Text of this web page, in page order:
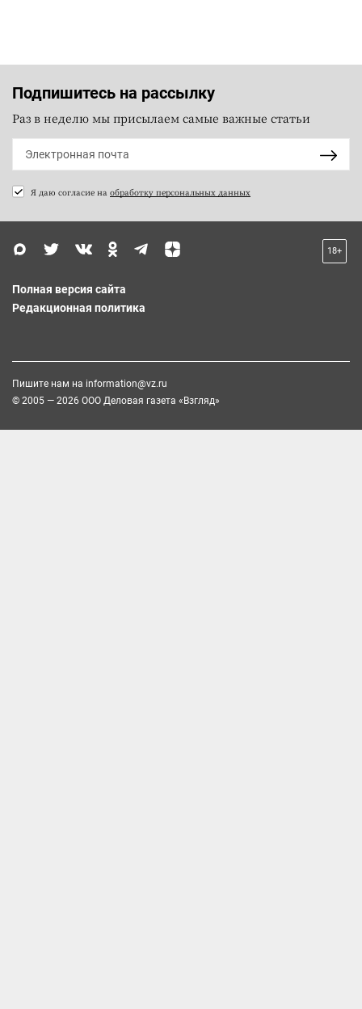
Подпишитесь на рассылку
Раз в неделю мы присылаем самые важные статьи
Я даю согласие на обработку персональных данных
18+
Полная версия сайта
Редакционная политика
Пишите нам на information@vz.ru
© 2005 — 2026 ООО Деловая газета «Взгляд»